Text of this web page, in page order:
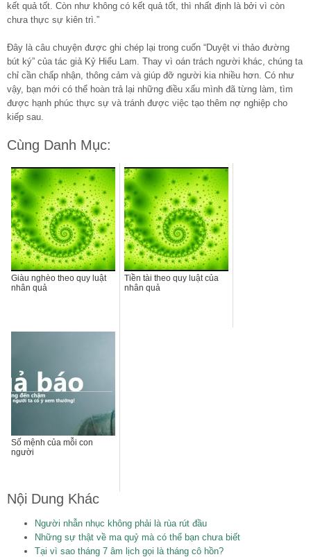
kết quả tốt. Còn như không có kết quả tốt, thì nhất định là bởi vì còn
chưa thực sự kiên trì.”
Đây là câu chuyện được ghi chép lại trong cuốn “Duyệt vi thảo đường
bút ký” của tác giả Kỷ Hiểu Lam. Thay vì oán trách người khác, chúng ta
chỉ cần chấp nhận, thông cảm và giúp đỡ người kia nhiều hơn. Có như
vậy, bạn mới có thể hoàn trả lại những điều xấu mình đã từng làm, tìm
được hạnh phúc thực sự và tránh được việc tạo thêm nợ nghiệp cho
kiếp sau.
Cùng Danh Mục:
Giàu nghèo theo quy luật
nhân quả
Tiền tài theo quy luật của
nhân quả
Số mệnh của mỗi con
người
Nội Dung Khác
Người nhẫn nhục không phải là rùa rút đầu
Những sự thật về ma quỷ mà có thể bạn chưa biết
Tại vì sao tháng 7 âm lịch gọi là tháng cô hồn?